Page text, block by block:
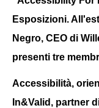
Accessibilità,
In&Valid, partner